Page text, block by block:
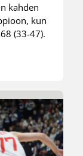
kahden
kun
(33-47).